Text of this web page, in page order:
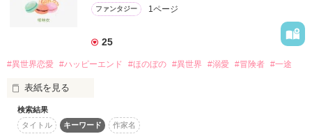
ファンタジー 1ページ
25
#異世界恋愛 #ハッピーエンド #ほのぼの #異世界 #溺愛 #冒険者 #一途
表紙を見る
冒険者ギルド御用達の魔法薬屋で働くロレッタは、アイシング
クッキー作りが得意。ロレッタの作るアイシングクッキーには
検索結果
タイトル
キーワード 作家名